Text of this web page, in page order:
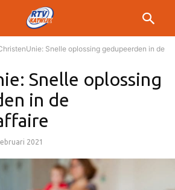
Snelle oplossing gedupeerden in de
Snelle oplossing
in de
2021